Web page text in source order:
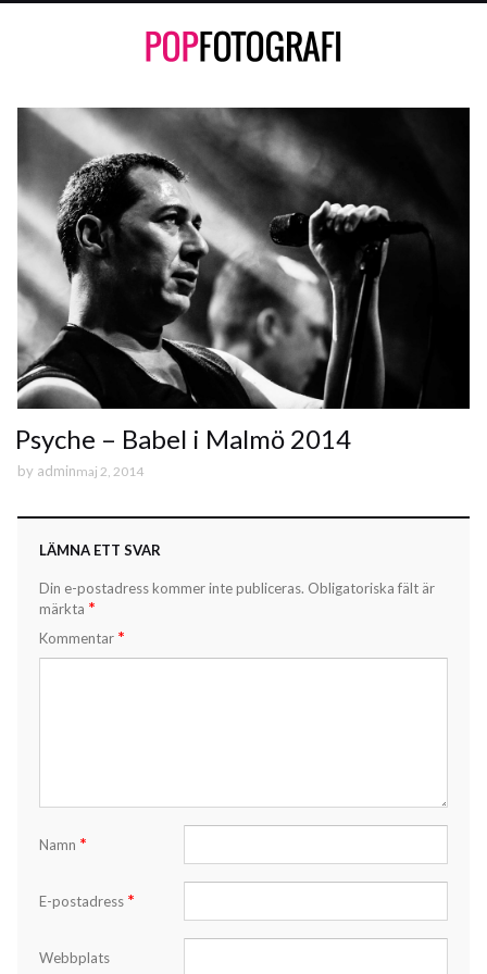
Psyche – Babel i Malmö 2014
by adminmaj 2, 2014
LÄMNA ETT SVAR
Din e-postadress kommer inte publiceras. Obligatoriska fält är
märkta *
Kommentar *
Namn *
E-postadress *
Webbplats